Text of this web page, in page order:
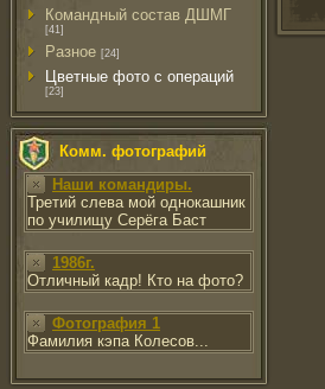
Командный состав ДШМГ
[41]
Разное [24]
Цветные фото с операций
[23]
Комм. фотографий
Наши командиры.
Третий слева мой однокашник
по училищу Серёга Баст
1986г.
Отличный кадр! Кто на фото?
Фотография 1
Фамилия кэпа Колесов...